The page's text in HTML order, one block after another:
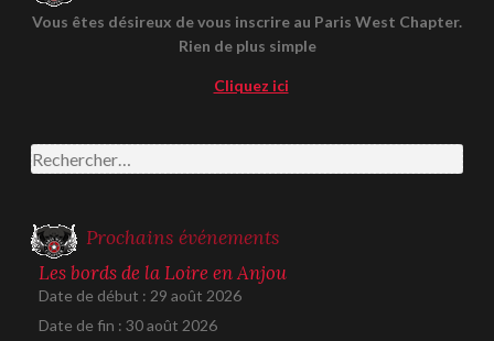
Vous êtes désireux de vous inscrire au Paris West Chapter.
Rien de plus simple
Cliquez ici
Rechercher :
Prochains événements
Les bords de la Loire en Anjou
Date de début : 29 août 2026
Date de fin : 30 août 2026